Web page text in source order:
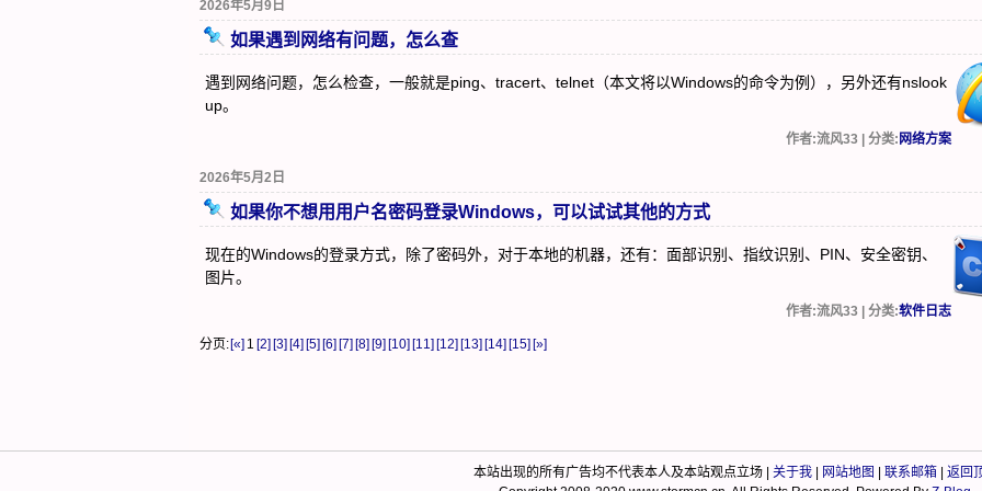
2026年5月9日
如果遇到网络有问题，怎么查
遇到网络问题，怎么检查，一般就是ping、tracert、telnet（本文将以Windows的命令为例），另外还有nslook
up。
作者:流风33 | 分类: 网络方案
2026年5月2日
如果你不想用用户名密码登录Windows，可以试试其他的方式
现在的Windows的登录方式，除了密码外，对于本地的机器，还有：面部识别、指纹识别、PIN、安全密钥、
图片。
作者:流风33 | 分类:软件日志
分页:[«] 1 [2] [3] [4] [5] [6] [7] [8] [9] [10] [11] [12] [13] [14] [15] [»]
本站出现的所有广告均不代表本人及本站观点立场 | 关于我 网站地图 联系邮箱
返回